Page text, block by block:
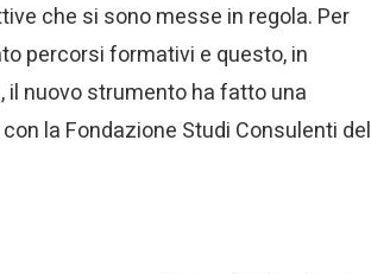
che si sono messe in regola. Per
percorsi formativi e questo, in
il nuovo strumento ha fatto una
la Fondazione Studi Consulenti del